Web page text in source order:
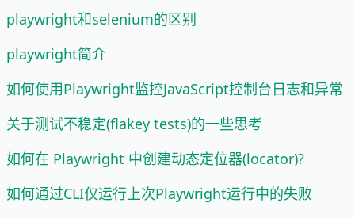
playwright和selenium的区别
playwright简介
如何使用Playwright监控JavaScript控制台日志和异常
关于测试不稳定(flakey tests)的一些思考
如何在 Playwright 中创建动态定位器(locator)?
如何通过CLI仅运行上次Playwright运行中的失败